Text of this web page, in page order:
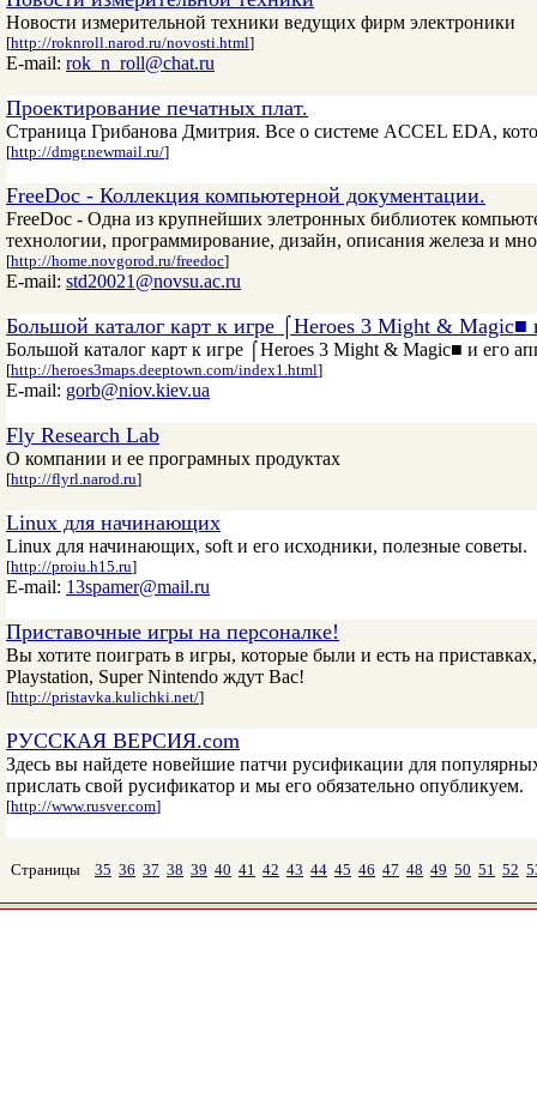
Новости измерительной техники ведущих фирм электроники
[http://roknroll.narod.ru/novosti.html]
E-mail: rok_n_roll@chat.ru
Проектирование печатных плат.
Страница Грибанова Дмитрия. Все о системе ACCEL EDA,
[http://dmgr.newmail.ru/]
FreeDoc - Коллекция компьютерной документации.
FreeDoc - Одна из крупнейших элетронных библиотек
технологии, программирование, дизайн, описания железа и
[http://home.novgorod.ru/freedoc]
E-mail: std20021@novsu.ac.ru
Большой каталог карт к игре ⌠Heroes 3 Might &
Большой каталог карт к игре ⌠Heroes 3 Might & Magic■ и его
[http://heroes3maps.deeptown.com/index1.html]
E-mail: gorb@niov.kiev.ua
Fly Research Lab
О компании и ее програмных продуктах
[http://flyrl.narod.ru]
Linux для начинающих
Linux для начинающих, soft и его исходники, полезные советы.
[http://proiu.h15.ru]
E-mail: 13spamer@mail.ru
Приставочные игры на персоналке!
Вы хотите поиграть в игры, которые были и есть на
Playstation, Super Nintendo ждут Вас!
[http://pristavka.kulichki.net/]
РУССКАЯ ВЕРСИЯ.com
Здесь вы найдете новейшие патчи русификации для
прислать свой русификатор и мы его обязательно опубликуем.
[http://www.rusver.com]
Страницы 35 36 37 38 39 40 41 42 43 44 45 46 47 48 49 50 51 52